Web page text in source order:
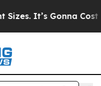
It’s Gonna Cost